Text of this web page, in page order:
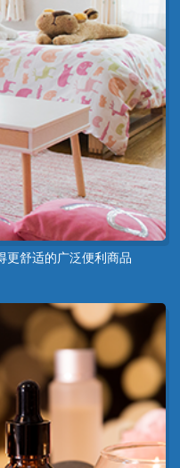
更舒适的广泛便利商品